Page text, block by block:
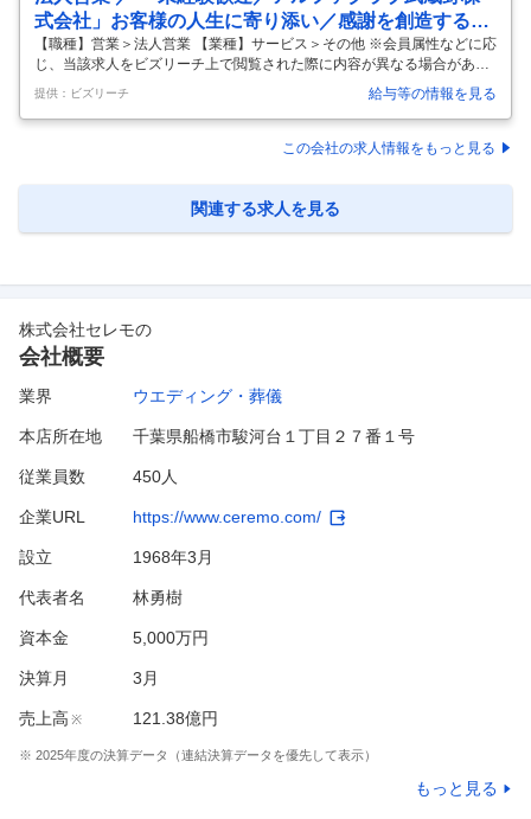
式会社」お客様の人生に寄り添い／感謝を創造する：
アフターサービス職
【職種】営業＞法人営業 【業種】サービス＞その他 ※会員属性などに応
じ、当該求人をビズリーチ上で閲覧された際に内容が異なる場合があり
ます 【弊社について】 アルファクラブ武蔵野株式会社は、埼玉県エリア
を中心に、冠婚葬祭互助会事業を核として、葬祭事業(さがみ典礼)、婚
礼事業(ベルヴィ)、ホテル・レジャー施設の運営などを幅広く手掛ける
「総合ライフパートナー(感涙創造企業)」です。 創業60年以上の歴史を
代を超えて地域の方々に深く愛されています。私たちが何よりも大切に
しているのは、「人のまごころや優しさ」を敬い尊重し、自らも創り出
提供：ビズリーチ 給与等の情報を見る
この会社の求人情報をもっと見る
関連する求人を見る
株式会社セレモの
会社概要
業界 ウエディング・葬儀
本店所在地 千葉県船橋市駿河台１丁目２７番１号
従業員数 450人
企業URL https://www.ceremo.com/
設立 1968年3月
代表者名 林勇樹
資本金 5,000万円
決算月 3 月
売上高 ※ 121.38億円
※ 2025年度の決算データ（連結決算データを優先して表示）
もっと見る